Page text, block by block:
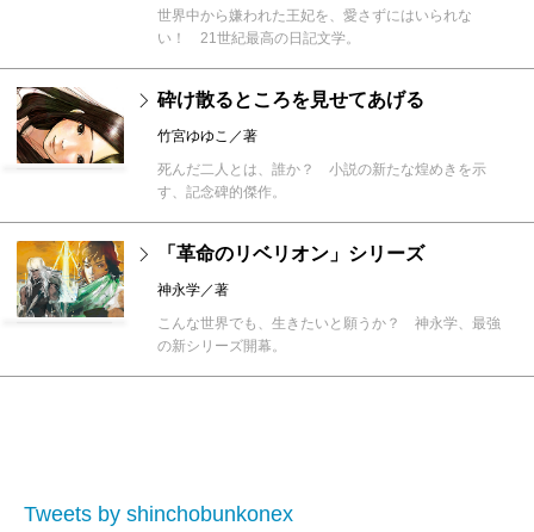
世界中から嫌われた王妃を、愛さずにはいられな
い！ 21世紀最高の日記文学。
砕け散るところを見せてあげる
竹宮ゆゆこ／著
死んだ二人とは、誰か？ 小説の新たな煌めきを示
す、記念碑的傑作。
「革命のリベリオン」シリーズ
神永学／著
こんな世界でも、生きたいと願うか？ 神永学、最強
の新シリーズ開幕。
Tweets by shinchobunkonex